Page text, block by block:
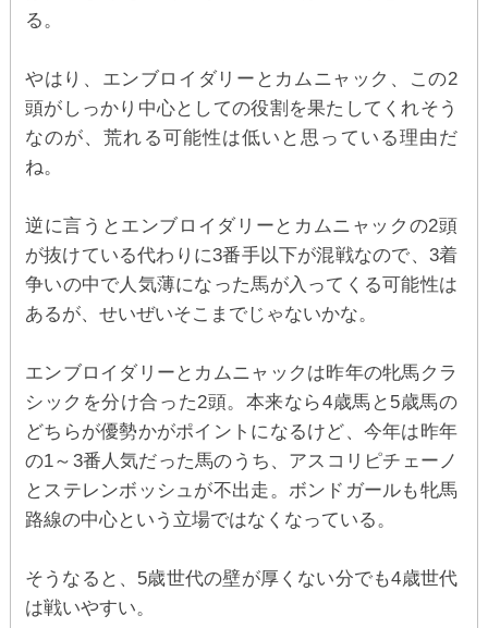
る。
やはり、エンブロイダリーとカムニャック、この2
頭がしっかり中心としての役割を果たしてくれそう
なのが、荒れる可能性は低いと思っている理由だ
ね。
逆に言うとエンブロイダリーとカムニャックの2頭
が抜けている代わりに3番手以下が混戦なので、3着
争いの中で人気薄になった馬が入ってくる可能性は
あるが、せいぜいそこまでじゃないかな。
エンブロイダリーとカムニャックは昨年の牝馬クラ
シックを分け合った2頭。本来なら4歳馬と5歳馬の
どちらが優勢かがポイントになるけど、今年は昨年
の1～3番人気だった馬のうち、アスコリピチェーノ
とステレンボッシュが不出走。ボンドガールも牝馬
路線の中心という立場ではなくなっている。
そうなると、5歳世代の壁が厚くない分でも4歳世代
は戦いやすい。